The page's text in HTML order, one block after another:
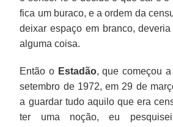
fica um buraco, e a ordem da
deixar espaço em branco,
alguma coisa.
Então o Estadão, que começou
setembro de 1972, em 29 de
a guardar tudo aquilo que era
ter uma noção, eu